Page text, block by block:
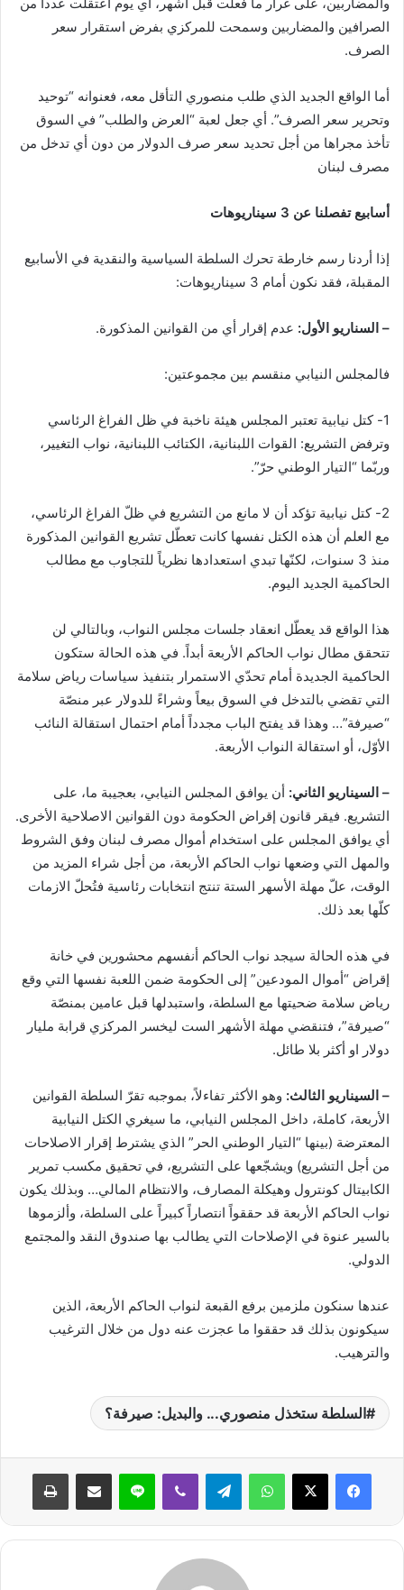
الصرافين والمضاربين وسمحت للمركزي بفرض استقرار سعر
الصرف.
أما الواقع الجديد الذي طلب منصوري التأقل معه، فعنوانه “توحيد
وتحرير سعر الصرف”. أي جعل لعبة “العرض والطلب” في السوق
تأخذ مجراها من أجل تحديد سعر صرف الدولار من دون أي تدخل من
مصرف لبنان
أسابيع تفصلنا عن 3 سيناريوهات
إذا أردنا رسم خارطة تحرك السلطة السياسية والنقدية في الأسابيع
المقبلة، فقد نكون أمام 3 سيناريوهات:
– السناريو الأول: عدم إقرار أي من القوانين المذكورة.
فالمجلس النيابي منقسم بين مجموعتين:
1- كتل نيابية تعتبر المجلس هيئة ناخبة في ظل الفراغ الرئاسي
وترفض التشريع: القوات اللبنانية، الكتائب اللبنانية، نواب التغيير،
وربّما “التيار الوطني حرّ”.
2- كتل نيابية تؤكد أن لا مانع من التشريع في ظلّ الفراغ الرئاسي،
مع العلم أن هذه الكتل نفسها كانت تعطّل تشريع القوانين المذكورة
منذ 3 سنوات، لكنّها تبدي استعدادها نظرياً للتجاوب مع مطالب
الحاكمية الجديد اليوم.
هذا الواقع قد يعطّل انعقاد جلسات مجلس النواب، وبالتالي لن
تتحقق مطال نواب الحاكم الأربعة أبداً. في هذه الحالة ستكون
الحاكمية الجديدة أمام تحدّي الاستمرار بتنفيذ سياسات رياض سلامة
التي تقضي بالتدخل في السوق بيعاً وشراءً للدولار عبر منصّة
“صيرفة”… وهذا قد يفتح الباب مجدداً أمام احتمال استقالة النائب
الأوّل، أو استقالة النواب الأربعة.
– السيناريو الثاني: أن يوافق المجلس النيابي، بعجيبة ما، على
التشريع. فيقر قانون إقراض الحكومة دون القوانين الاصلاحية الأخرى.
أي يوافق المجلس على استخدام أموال مصرف لبنان وفق الشروط
والمهل التي وضعها نواب الحاكم الأربعة، من أجل شراء المزيد من
الوقت، علّ مهلة الأسهر الستة تنتج انتخابات رئاسية فتُحلّ الازمات
كلّها بعد ذلك.
في هذه الحالة سيجد نواب الحاكم أنفسهم محشورين في خانة
إقراض “أموال المودعين” إلى الحكومة ضمن اللعبة نفسها التي وقع
رياض سلامة ضحيتها مع السلطة، واستبدلها قبل عامين بمنصّة
“صيرفة”، فتنقضي مهلة الأشهر الست ليخسر المركزي قرابة مليار
دولار او أكثر بلا طائل.
– السيناريو الثالث: وهو الأكثر تفاءلاً، بموجبه تقرّ السلطة القوانين
الأربعة، كاملة، داخل المجلس النيابي، ما سيغري الكتل النيابية
المعترضة (بينها “التيار الوطني الحر” الذي يشترط إقرار الاصلاحات
من أجل التشريع) ويشجّعها على التشريع، في تحقيق مكسب تمرير
الكابيتال كونترول وهيكلة المصارف، والانتظام المالي… وبذلك يكون
نواب الحاكم الأربعة قد حققواً انتصاراً كبيراً على السلطة، وألزموها
بالسير عنوة في الإصلاحات التي يطالب بها صندوق النقد والمجتمع
الدولي.
عندها سنكون ملزمين برفع القبعة لنواب الحاكم الأربعة، الذين
سيكونون بذلك قد حققوا ما عجزت عنه دول من خلال الترغيب
والترهيب.
السلطة ستخذل منصوري... والبديل: صيرفة؟
واتساب لاين